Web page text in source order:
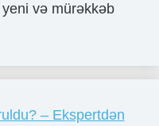
yeni və mürəkkəb
– Ekspertdən